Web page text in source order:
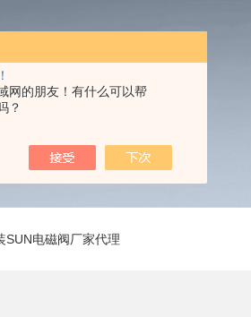
网的朋友！有什么可以帮
？
电磁阀厂家代理